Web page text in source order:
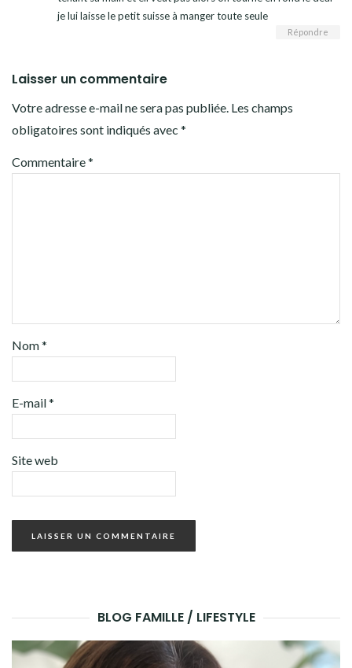
je lui laisse le petit suisse à manger toute seule
Répondre
Laisser un commentaire
Votre adresse e-mail ne sera pas publiée. Les champs
obligatoires sont indiqués avec *
Commentaire*
Nom*
E-mail*
Site web
BLOG FAMILLE / LIFESTYLE